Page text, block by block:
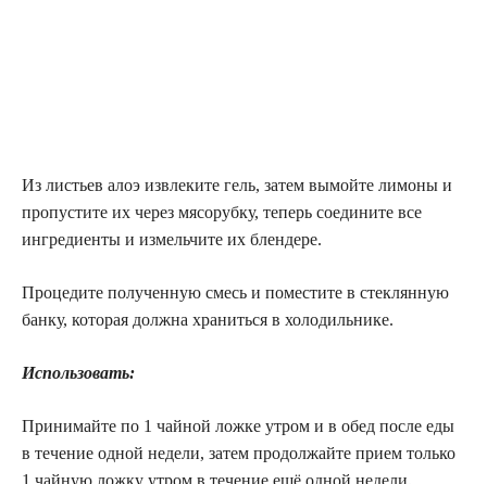
Из листьев алоэ извлеките гель, затем вымойте лимоны и
пропустите их через мясорубку, теперь соедините все
ингредиенты и измельчите их блендере.
Процедите полученную смесь и поместите в стеклянную
банку, которая должна храниться в холодильнике.
Использовать:
Принимайте по 1 чайной ложке утром и в обед после еды
в течение одной недели, затем продолжайте прием только